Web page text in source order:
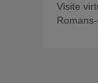
Visite